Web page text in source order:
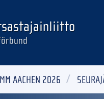
MM AACHEN 2026